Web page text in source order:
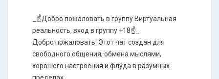
_☝️Добро пожаловать в группу Виртуальная
реальность, вход в группу +18☝️_
​Добро пожаловать! Этот чат создан для
свободного общения, обмена мыслями,
хорошего настроения и флуда в разумных